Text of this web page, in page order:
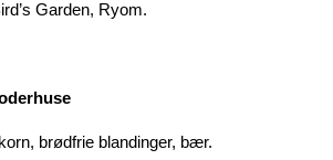
Garden, Ryom.
brødfrie blandinger, bær.